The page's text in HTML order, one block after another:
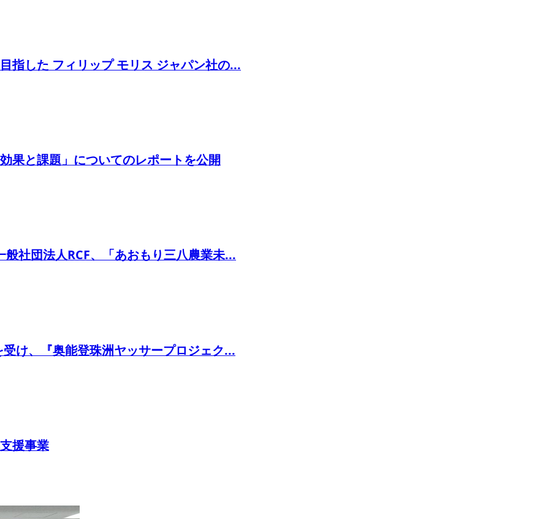
指した フィリップ モリス ジャパン社の...
果と課題」についてのレポートを公開
般社団法人RCF、「あおもり三八農業未...
け、『奥能登珠洲ヤッサープロジェク...
援事業